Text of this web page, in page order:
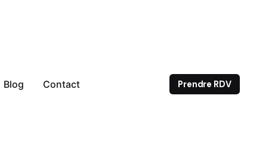
Blog Contact Prendre RDV